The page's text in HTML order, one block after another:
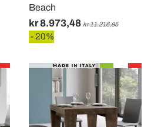
Beach
kr 8.973,48 kr 11.216,85
- 20%